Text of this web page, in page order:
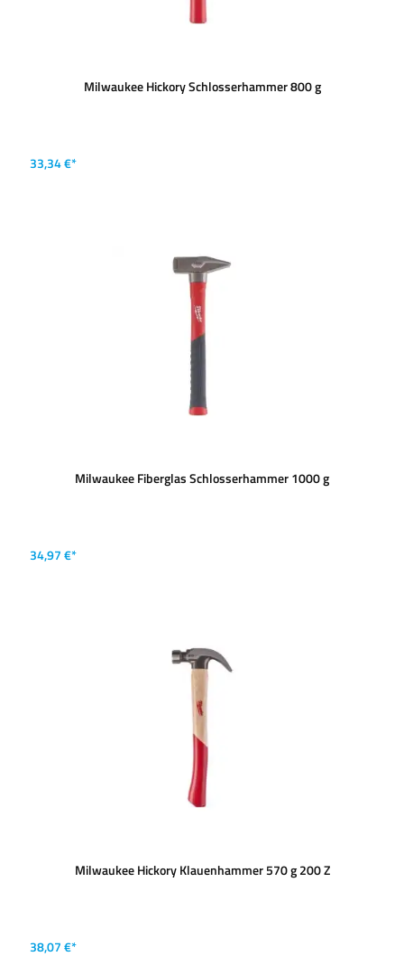
Milwaukee Hickory Schlosserhammer 800 g
33,34 €*
Milwaukee Fiberglas Schlosserhammer 1000 g
34,97 €*
Milwaukee Hickory Klauenhammer 570 g 200 Z
38,07 €*